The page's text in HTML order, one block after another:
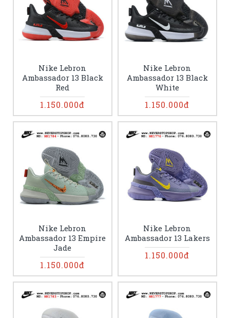
Nike Lebron
Ambassador 13 Black
Red
1.150.000đ
Nike Lebron
Ambassador 13 Black
White
1.150.000đ
Nike Lebron
Ambassador 13 Empire
Jade
1.150.000đ
Nike Lebron
Ambassador 13 Lakers
1.150.000đ